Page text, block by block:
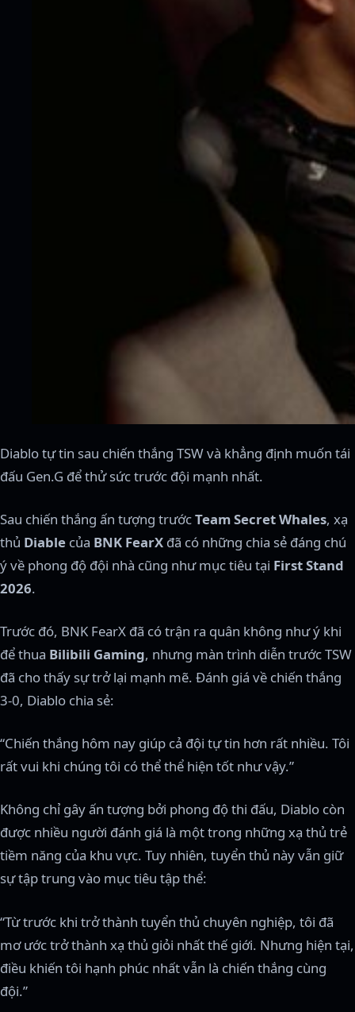
Diablo tự tin sau chiến thắng TSW và khẳng định muốn tái
đấu Gen.G để thử sức trước đội mạnh nhất.
Sau chiến thắng ấn tượng trướcTeam Secret Whales, xạ
thủ Diable của BNK FearX đã có những chia sẻ đáng chú
ý về phong độ đội nhà cũng như mục tiêu tại First Stand
2026.
Trước đó, BNK FearX đã có trận ra quân không như ý khi
để thua Bilibili Gaming, nhưng màn trình diễn trước TSW
đã cho thấy sự trở lại mạnh mẽ. Đánh giá về chiến thắng
3-0, Diablo chia sẻ:
“Chiến thắng hôm nay giúp cả đội tự tin hơn rất nhiều. Tôi
rất vui khi chúng tôi có thể thể hiện tốt như vậy.”
Không chỉ gây ấn tượng bởi phong độ thi đấu, Diablo còn
được nhiều người đánh giá là một trong những xạ thủ trẻ
tiềm năng của khu vực. Tuy nhiên, tuyển thủ này vẫn giữ
sự tập trung vào mục tiêu tập thể:
“Từ trước khi trở thành tuyển thủ chuyên nghiệp, tôi đã
mơ ước trở thành xạ thủ giỏi nhất thế giới. Nhưng hiện tại,
điều khiến tôi hạnh phúc nhất vẫn là chiến thắng cùng
đội.”